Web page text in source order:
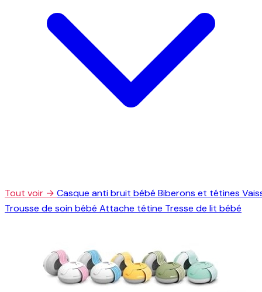
Tout voir → Casque anti bruit bébé Biberons et tétines
Trousse de soin bébé Attache tétine Tresse de lit bébé